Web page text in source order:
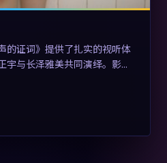
的证词》提供了扎实的视听体
宇与长泽雅美共同演绎。影片
容在罪案类型框架内探讨制度
清流畅、人物关系与情节反
「澳大利亚电影」的用户。